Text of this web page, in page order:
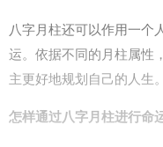
八字月柱还可以作用一个
运。依据不同的月柱属性
主更好地规划自己的人生。
怎样通过八字月柱进行命